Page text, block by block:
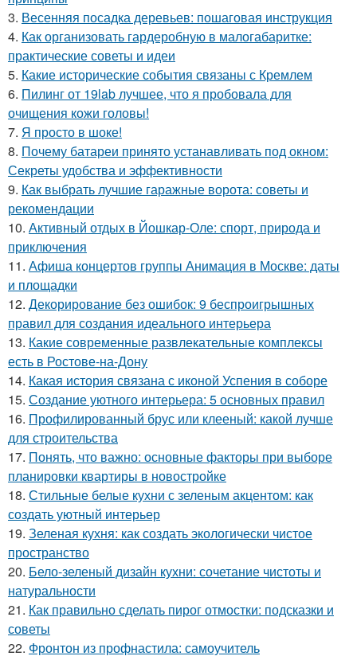
3. Весенняя посадка деревьев: пошаговая инструкция
4. Как организовать гардеробную в малогабаритке:
практические советы и идеи
5. Какие исторические события связаны с Кремлем
6. Пилинг от 19lab лучшее, что я пробовала для
очищения кожи головы!
7. Я просто в шоке!
8. Почему батареи принято устанавливать под окном:
Секреты удобства и эффективности
9. Как выбрать лучшие гаражные ворота: советы и
рекомендации
10. Активный отдых в Йошкар-Оле: спорт, природа и
приключения
11. Афиша концертов группы Анимация в Москве: даты
и площадки
12. Декорирование без ошибок: 9 беспроигрышных
правил для создания идеального интерьера
13. Какие современные развлекательные комплексы
есть в Ростове-на-Дону
14. Какая история связана с иконой Успения в соборе
15. Создание уютного интерьера: 5 основных правил
16. Профилированный брус или клееный: какой лучше
для строительства
17. Понять, что важно: основные факторы при выборе
планировки квартиры в новостройке
18. Стильные белые кухни с зеленым акцентом: как
создать уютный интерьер
19. Зеленая кухня: как создать экологически чистое
пространство
20. Бело-зеленый дизайн кухни: сочетание чистоты и
натуральности
21. Как правильно сделать пирог отмостки: подсказки и
советы
22. Фронтон из профнастила: самоучитель